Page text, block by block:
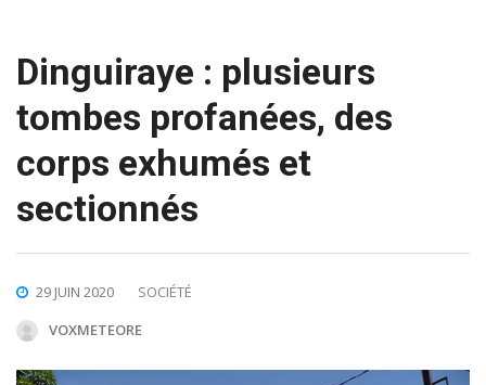
Dinguiraye : plusieurs
tombes profanées, des
corps exhumés et
sectionnés
29 JUIN 2020
SOCIÉTÉ
VOXMETEORE